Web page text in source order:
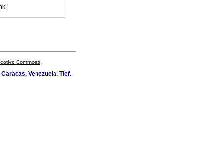
Commons
Venezuela. Tlef.